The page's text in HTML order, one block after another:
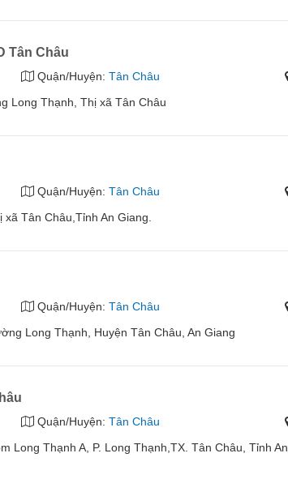
Tân Châu
Quận/Huyện: Tân Châu
Long Thạnh, Thị xã Tân Châu
Quận/Huyện: Tân Châu
Tân Châu,Tỉnh An Giang.
Quận/Huyện: Tân Châu
Long Thạnh, Huyện Tân Châu, An Giang
Quận/Huyện: Tân Châu
Long Thạnh A, P. Long Thạnh,TX. Tân Châu, Tỉnh An